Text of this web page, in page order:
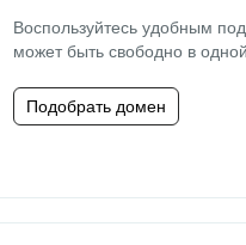
Воспользуйтесь удобным
может быть свободно в
Подобрать домен